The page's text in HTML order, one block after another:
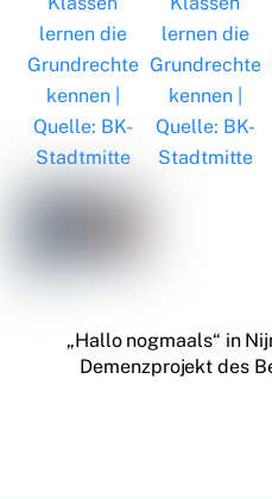
„Hallo nogmaals“ in
Demenzprojekt des